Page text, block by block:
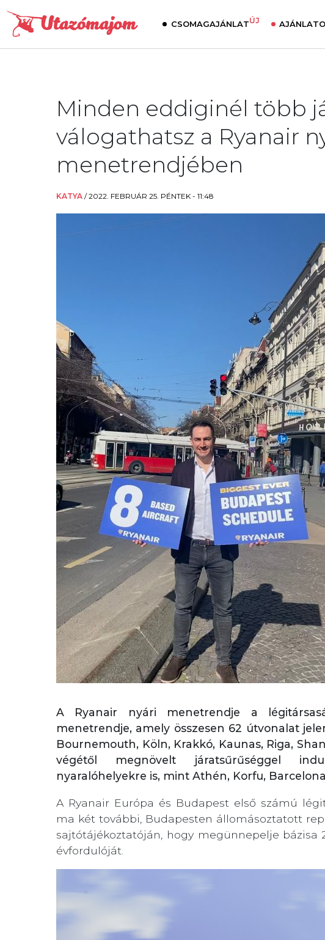
CSOMAGAJÁNLATÚJ
Minden eddiginél több
válogathatsz a Ryanair
menetrendjében
KATYA /2022. FEBRUÁR 25. PÉNTEK - 11:48
A Ryanair nyári menetrendje a
menetrendje, amely összesen 62 útvonalat
Bournemouth, Köln, Krakkó, Kaunas, Riga,
végétől megnövelt járatsűrűséggel
nyaralóhelyekre is, mint Athén, Korfu,
A Ryanair Európa és Budapest első számú
ma két további, Budapesten állomásoztatott
sajtótájékoztatóján, hogy megünnepelje bázisa
évfordulóját.